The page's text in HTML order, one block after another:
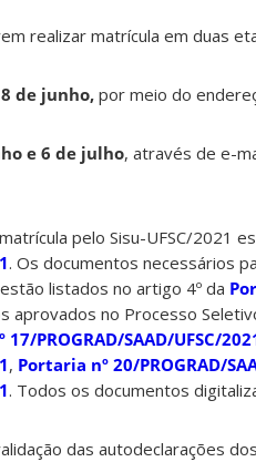
realizar matrícula em duas
de junho, por meio do
e 6 de julho, através de e-
pelo Sisu-UFSC/2021
. Os documentos necessários
listados no artigo 4º da
aprovados no Processo
PROGRAD/SAAD/UFSC/
, Portaria nº 20/PROGRAD/
. Todos os documentos
das autodeclarações